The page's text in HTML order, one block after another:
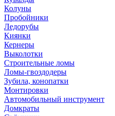
Колуны
Пробойники
Ледорубы
Киянки
Кернеры
Выколотки
Строительные ломы
Ломы-гвоздодеры
Зубила, конопатки
Монтировки
Автомобильный инструмент
Домкраты